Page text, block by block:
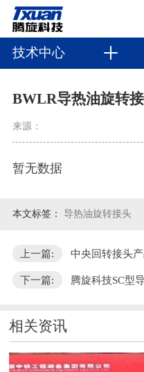
技术中心
BWLR导热油旋转
来源：
暂无数据
本文标签： 导热油旋转接头
上一篇: 中央回转接头
下一篇: 腾旋科技SC型
相关资讯